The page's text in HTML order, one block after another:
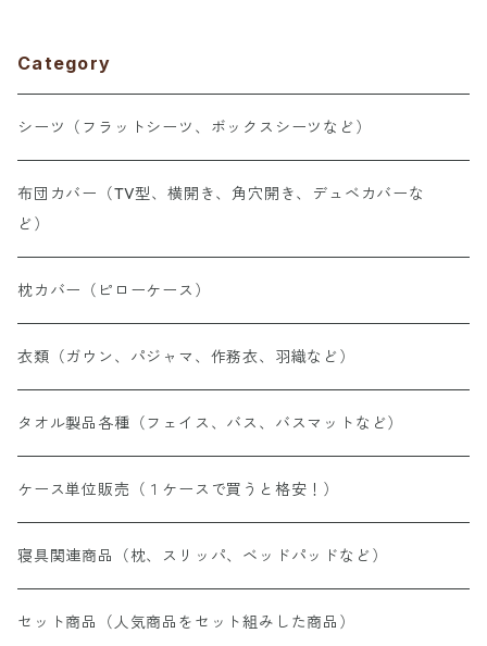
Category
シーツ（フラットシーツ、ボックスシーツなど）
布団カバー（TV型、横開き、角穴開き、デュベカバーな
ど）
枕カバー（ピローケース）
衣類（ガウン、パジャマ、作務衣、羽織など）
タオル製品各種（フェイス、バス、バスマットなど）
ケース単位販売（１ケースで買うと格安！）
寝具関連商品（枕、スリッパ、ベッドパッドなど）
セット商品（人気商品をセット組みした商品）